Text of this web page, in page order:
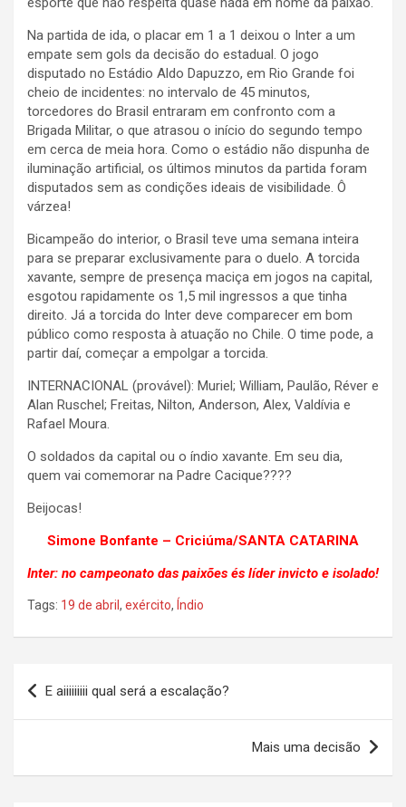
Na partida de ida, o placar em 1 a 1 deixou o Inter a um
empate sem gols da decisão do estadual. O jogo
disputado no Estádio Aldo Dapuzzo, em Rio Grande foi
cheio de incidentes: no intervalo de 45 minutos,
torcedores do Brasil entraram em confronto com a
Brigada Militar, o que atrasou o início do segundo tempo
em cerca de meia hora. Como o estádio não dispunha de
iluminação artificial, os últimos minutos da partida foram
disputados sem as condições ideais de visibilidade. Ô
várzea!
Bicampeão do interior, o Brasil teve uma semana inteira
para se preparar exclusivamente para o duelo. A torcida
xavante, sempre de presença maciça em jogos na capital,
esgotou rapidamente os 1,5 mil ingressos a que tinha
direito. Já a torcida do Inter deve comparecer em bom
público como resposta à atuação no Chile. O time pode, a
partir daí, começar a empolgar a torcida.
INTERNACIONAL (provável): Muriel; William, Paulão, Réver e
Alan Ruschel; Freitas, Nilton, Anderson, Alex, Valdívia e
Rafael Moura.
O soldados da capital ou o índio xavante. Em seu dia,
quem vai comemorar na Padre Cacique????
Beijocas!
Simone Bonfante – Criciúma/SANTA CATARINA
Inter: no campeonato das paixões és líder invicto e isolado!
Tags: 19 de abril , exército, Índio
Navegação
de
E aiiiiiiiii qual será a escalação?
Mais uma decisão